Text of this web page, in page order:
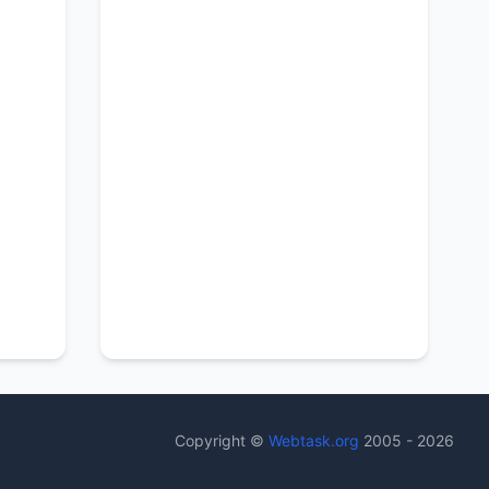
Copyright © Webtask.org 2005 - 2026